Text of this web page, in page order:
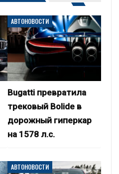
АВТОНОВОСТИ
Bugatti превратила
трековый Bolide в
дорожный гиперкар
на 1578 л.с.
АВТОНОВОСТИ